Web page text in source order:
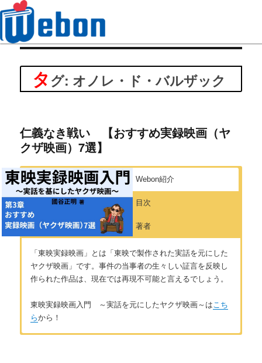
タ グ: オノレ・ド・バルザック
仁義なき戦い 【おすすめ実録映画（ヤ
クザ映画）7選】
Webon紹介
目次
著者
「東映実録映画」とは「東映で製作された実話を元にした
ヤクザ映画」です。事件の当事者の生々しい証言を反映し
作られた作品は、現在では再現不可能と言えるでしょう。
東映実録映画入門 ～実話を元にしたヤクザ映画～はこち
らから！